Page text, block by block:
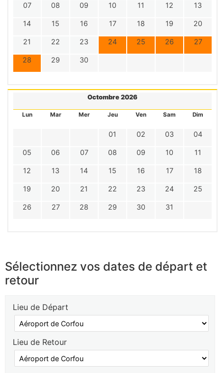
07 08 09 10 11 12 13
14 15 16 17 18 19 20
21 22 23 24 25 26 27
28 29 30
Octombre 2026
Lun Mar Mer Jeu Ven Sam Dim
01 02 03 04
05 06 07 08 09 10 11
12 13 14 15 16 17 18
19 20 21 22 23 24 25
26 27 28 29 30 31
Sélectionnez vos dates de départ et
retour
Lieu de Départ
Lieu de Retour